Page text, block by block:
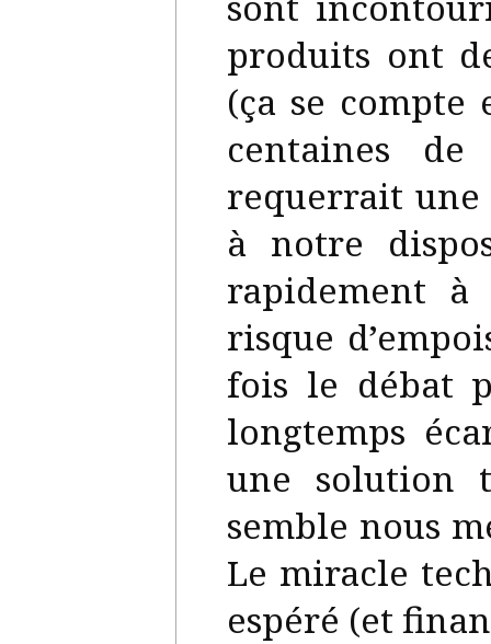
produits ont
(ça se compte
centaines
requerrait une
à notre
rapidement
risque
fois le débat
longtemps
une solution
semble nous
Le miracle
espéré (et